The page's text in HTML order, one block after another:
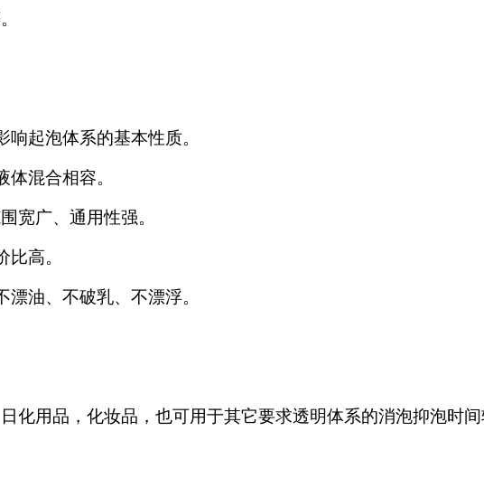
起泡体系的基本性质。
混合相容。
宽广、通用性强。
高。
油、不破乳、不漂浮。
化用品，化妆品，也可用于其它要求透明体系的消泡抑泡时间